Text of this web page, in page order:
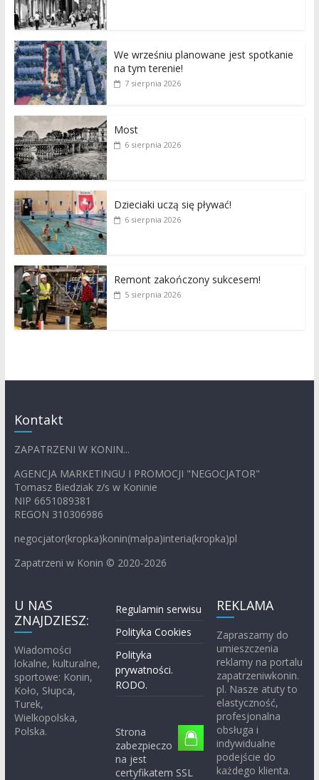
We wrześniu planowane jest spotkanie
na tym terenie!
7 sierpnia 2026
Most
6 sierpnia 2026
Dzieciaki uczą się pływać!
6 sierpnia 2026
Remont zakończony sukcesem!
5 sierpnia 2026
Kontakt
ZAPATRZENI W KONIN...
AGENCJA MARKETINGU I PROMOCJI "NEGOCJATOR"
Tomasz Biedziak z/s w Koninie
NIP 6651089381
REGON 310306986
negocjator(kropka)konin(małpa)interia(kropka)pl
Zapatrzeni w Konin © 2020-2026
U NAS
ZNAJDZIESZ:
Wiadomości
lokalne, kulturalne,
sportowe: Konin,
Koło, Słupca,
Turek,
Wielkopolska,
Polska.
Regulamin serwisu
Polityka Cookies
Polityka
prywatności.
RODO.
Strona
zabezpieczo
na jest
certyfikatem SSL
REKLAMA
Zapraszamy do
umieszczenia
reklamy na portalu
zapatrzeniwkonin.
pl. Nasze atuty to
elastyczność,
profesjonalna
obsługa i
indywidualne
podejście do
każdego klienta.